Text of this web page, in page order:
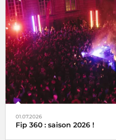
01.07.2026
Fip 360 : saison 2026 !